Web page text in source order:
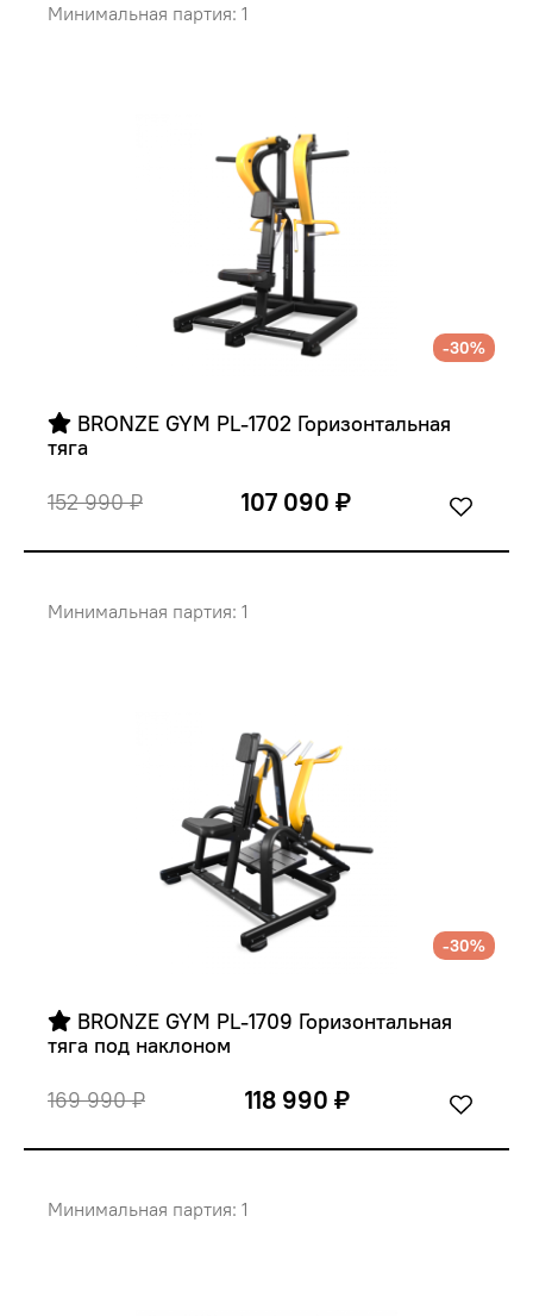
Минимальная партия: 1
-30%
BRONZE GYM PL-1702 Горизонтальная
тяга
152 990 ₽
107 090 ₽
Минимальная партия: 1
-30%
BRONZE GYM PL-1709 Горизонтальная
тяга под наклоном
169 990 ₽
118 990 ₽
Минимальная партия: 1